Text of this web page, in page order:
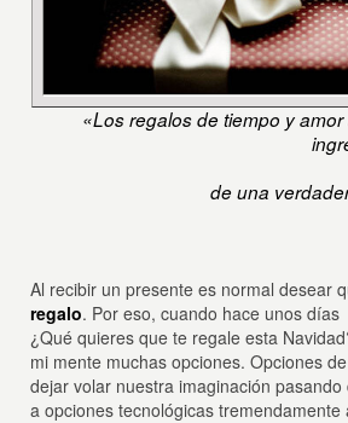
«Los regalos de tiempo y
de una
Al recibir un presente es normal desear
regalo. Por eso, cuando hace unos
¿Qué quieres que te regale esta
mi mente muchas opciones. Opciones
dejar volar nuestra imaginación pasando
a opciones tecnológicas tremendamente